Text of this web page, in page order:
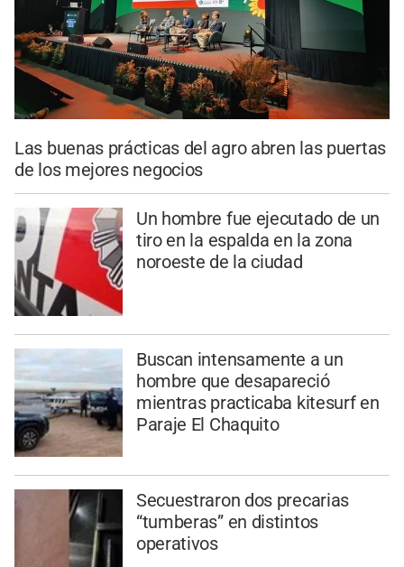
Las buenas prácticas del agro abren las puertas
de los mejores negocios
Un hombre fue ejecutado de un
tiro en la espalda en la zona
noroeste de la ciudad
Buscan intensamente a un
hombre que desapareció
mientras practicaba kitesurf en
Paraje El Chaquito
Secuestraron dos precarias
“tumberas” en distintos
operativos